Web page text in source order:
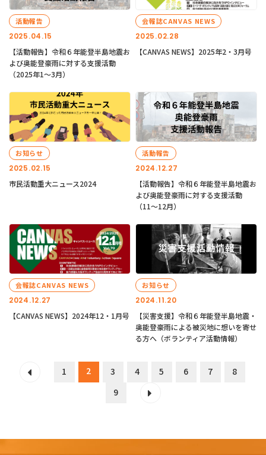
2025.04.15
活動報告
【活動報告】令和６年能登半島地震お
よび奥能登豪雨に対する支援活動
（2025年1〜3月）
2025.02.28
会報誌CANVAS NEWS
【CANVAS NEWS】2025年2・3月号
2025.02.15
お知らせ
市民活動重大ニュース2024
2024.12.27
活動報告
【活動報告】令和６年能登半島地震お
よび奥能登豪雨に対する支援活動
（11〜12月）
2024.12.27
会報誌CANVAS NEWS
【CANVAS NEWS】2024年12・1月号
2024.11.20
お知らせ
【災害支援】令和６年能登半島地震・
奥能登豪雨による被災地に想いを寄せ
る方へ（ボランティア活動情報）
1 2 3 4 5 6 7
8
9